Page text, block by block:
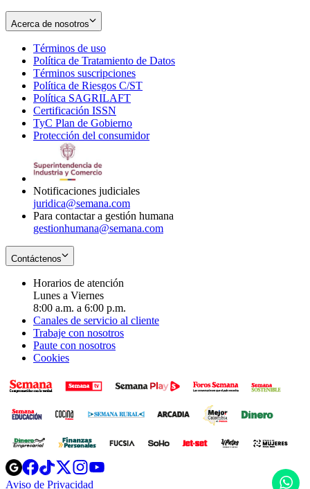
Acerca de nosotros
Términos de uso
in
new
window
Política de Tratamiento de Datos
Términos suscripciones
in
Política de Riesgos C/ST
Política SAGRILAFT
new
window
Certificación ISSN
in
new
TyC Plan de Gobierno
in
Protección del consumidorOpens
Notificaciones judiciales
juridica@semana.com
Para contactar a gestión humana
gestionhumana@semana.com
Contáctenos
Horarios de atención
Lunes a Viernes
8:00 a.m. a 6:00 p.m.
Canales de servicio al cliente
Trabaje con nosotros
Paute con nosotros
Cookies
Opens
in
Opens
in
Opens
in
Opens
Aviso de Privacidad